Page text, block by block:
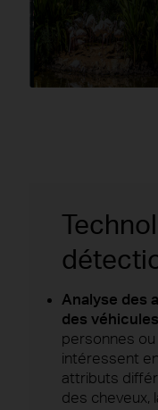
Analyse des
des
personnes
intéressent
attributs
des cheveux,